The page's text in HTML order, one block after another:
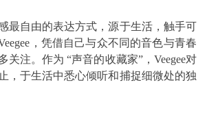
自由的表达方式，源于生活，触手可
，凭借自己与众不同的音色与青春
关注。作为 “声音的收藏家”，Veegee对
，于生活中悉心倾听和捕捉细微处的独